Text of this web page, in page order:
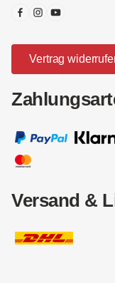
Vertrag
Versand &